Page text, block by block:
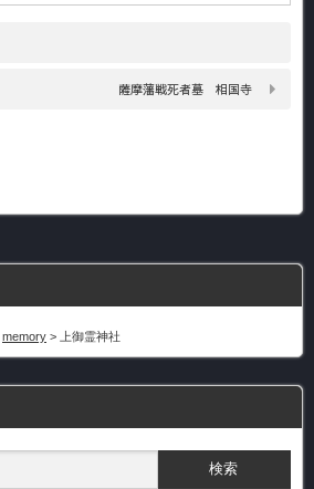
薩摩藩戦死者墓 相国寺
memory > 上御霊神社